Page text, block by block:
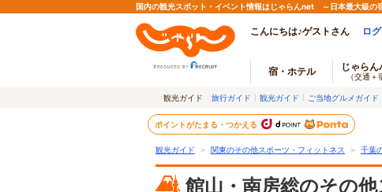
国内の観光スポット・イベント情報はじゃらんnet ～日本最大級の
こんにちは♪ゲストさん ロ
宿・ホテル じゃらん
（交通＋
観光ガイド 旅行ガイド 観光ガイド ご当地グルメガイド
ポイントがたまる・つかえる
観光ガイド ＞ 関東のその他スポーツ・フィットネス ＞ 千葉
館山・南房総のその